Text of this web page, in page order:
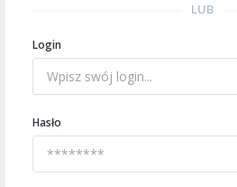
LUB
Login
Hasło